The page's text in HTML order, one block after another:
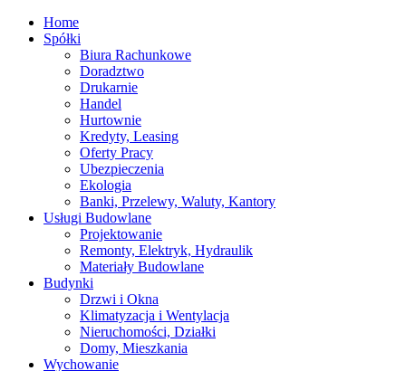
Home
Spółki
Biura Rachunkowe
Doradztwo
Drukarnie
Handel
Hurtownie
Kredyty, Leasing
Oferty Pracy
Ubezpieczenia
Ekologia
Banki, Przelewy, Waluty, Kantory
Usługi Budowlane
Projektowanie
Remonty, Elektryk, Hydraulik
Materiały Budowlane
Budynki
Drzwi i Okna
Klimatyzacja i Wentylacja
Nieruchomości, Działki
Domy, Mieszkania
Wychowanie